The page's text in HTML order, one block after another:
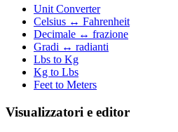
Unit Converter
Celsius ↔ Fahrenheit
Decimale ↔ frazione
Gradi ↔ radianti
Lbs to Kg
Kg to Lbs
Feet to Meters
Visualizzatori e editor